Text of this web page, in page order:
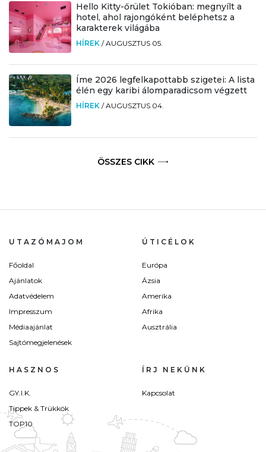
Hello Kitty-őrület Tokióban: megnyílt a
hotel, ahol rajongóként beléphetsz a
karakterek világába
HÍREK /AUGUSZTUS 05.
Íme 2026 legfelkapottabb szigetei: A lista
élén egy karibi álomparadicsom végzett
HÍREK /AUGUSZTUS 04.
ÖSSZES CIKK
UTAZÓMAJOM
Főoldal
Ajánlatok
Adatvédelem
Impresszum
Médiaajánlat
Sajtómegjelenések
ÚTICÉLOK
Európa
Ázsia
Amerika
Afrika
Ausztrália
HASZNOS
GY.I.K.
Tippek & Trükkök
TOP10
ÍRJ NEKÜNK
Kapcsolat